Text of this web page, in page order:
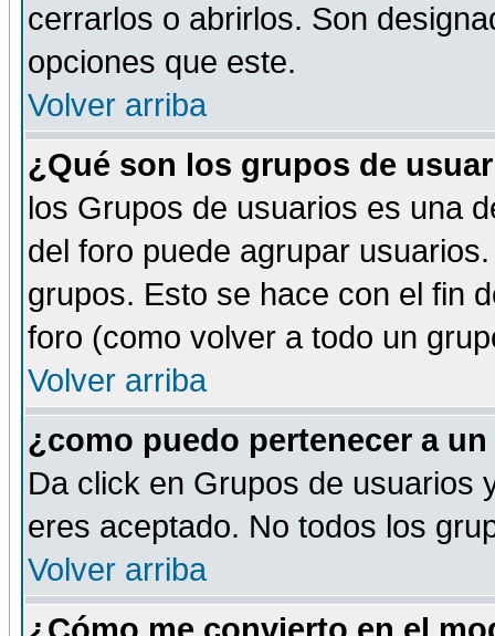
cerrarlos o abrirlos. Son
opciones que este.
Volver arriba
¿Qué son los grupos de
los Grupos de usuarios es una
del foro puede agrupar
grupos. Esto se hace con el fin
foro (como volver a todo un
Volver arriba
¿como puedo pertenecer a
Da click en Grupos de usuarios
eres aceptado. No todos los
Volver arriba